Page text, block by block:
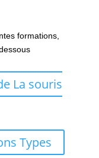
formations,
La souris
Types